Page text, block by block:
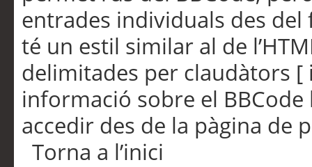
entrades individuals des
té un estil similar al de
delimitades per claudàtors [
informació sobre el
accedir des de la pàgina de
Torna a l’inici